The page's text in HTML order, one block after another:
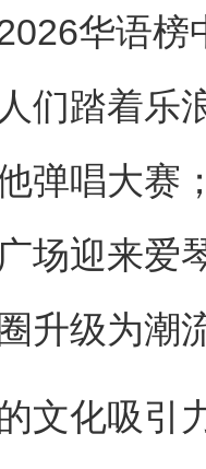
华语榜
们踏着乐
弹唱大赛
场迎来
升级为潮
化吸引力